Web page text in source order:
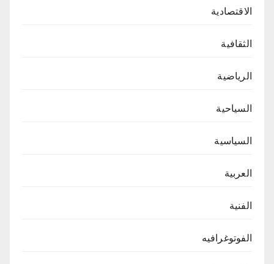
الاقتصادية
الثقافية
الرياضية
السياحية
السياسية
العربية
الفنية
الفوتوغرافيه